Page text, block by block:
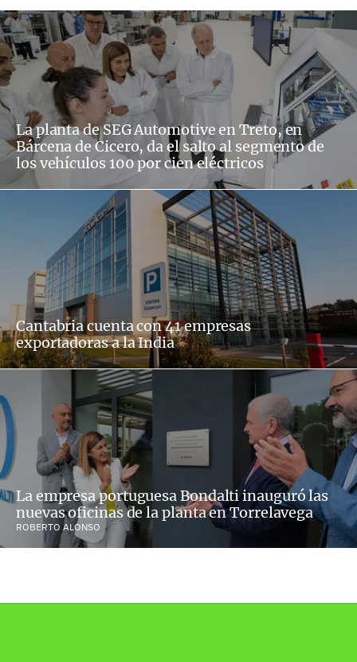
La planta de SEG Automotive en Treto, en
Bárcena de Cicero, da el salto al segmento de
los vehículos 100 por cien eléctricos
Cantabria cuenta con 41 empresas
exportadoras a la India
La empresa portuguesa Bondalti inauguró las
nuevas oficinas de la planta en Torrelavega
ROBERTO ALONSO